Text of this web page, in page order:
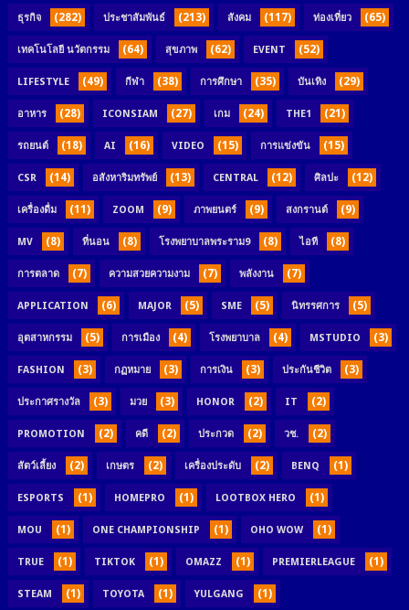
ธุรกิจ (282) ประชาสัมพันธ์ (213) สังคม (117) ท่องเที่ยว (65)
เทคโนโลยี นวัตกรรม (64) สุขภาพ (62) EVENT (52)
LIFESTYLE (49) กีฬา (38) การศึกษา (35) บันเทิง (29)
อาหาร (28) ICONSIAM (27) เกม (24) THE1 (21)
รถยนต์ (18) AI (16) VIDEO (15) การแข่งขัน (15)
CSR (14) อสังหาริมทรัพย์ (13) CENTRAL (12) ศิลปะ (12)
เครื่องดื่ม (11) ZOOM (9) ภาพยนตร์ (9) สงกรานต์ (9)
MV (8) ที่นอน (8) โรงพยาบาลพระราม9 (8) ไอที (8)
การตลาด (7) ความสวยความงาม (7) พลังงาน (7)
APPLICATION (6) MAJOR (5) SME (5) นิทรรศการ (5)
อุตสาหกรรม (5) การเมือง (4) โรงพยาบาล (4) MSTUDIO (3)
FASHION (3) กฏหมาย (3) การเงิน (3) ประกันชีวิต (3)
ประกาศรางวัล (3) มวย (3) HONOR (2) IT (2)
PROMOTION (2) คดี (2) ประกวด (2) วช. (2)
สัตว์เลี้ยง (2) เกษตร (2) เครื่องประดับ (2) BENQ (1)
ESPORTS (1) HOMEPRO (1) LOOTBOX HERO (1)
MOU (1) ONE CHAMPIONSHIP (1) OHO WOW (1)
TRUE (1) TIKTOK (1) OMAZZ (1) PREMIERLEAGUE (1)
STEAM (1) TOYOTA (1) YULGANG (1)